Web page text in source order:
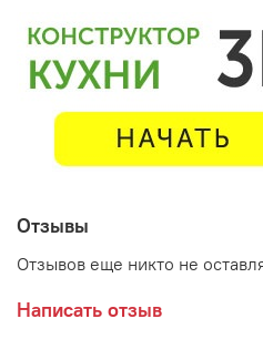
Отзывы
Отзывов еще никто не
Написать отзыв